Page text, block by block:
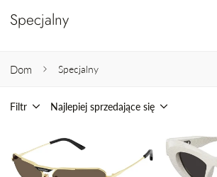
Specjalny
Dom Specjalny
Filtr Najlepiej sprzedające się